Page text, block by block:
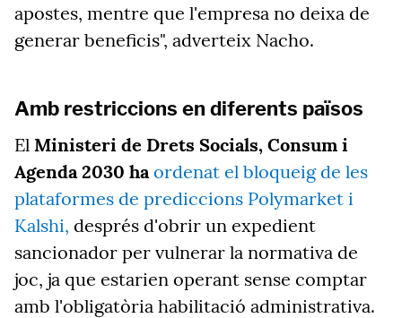
apostes, mentre que l'empresa no deixa de
generar beneficis", adverteix Nacho.
Amb restriccions en diferents països
El Ministeri de Drets Socials, Consum i
Agenda 2030 ha ordenat el bloqueig de les
plataformes de prediccions Polymarket i
Kalshi, després d'obrir un expedient
sancionador per vulnerar la normativa de
joc, ja que estarien operant sense comptar
amb l'obligatòria habilitació administrativa.